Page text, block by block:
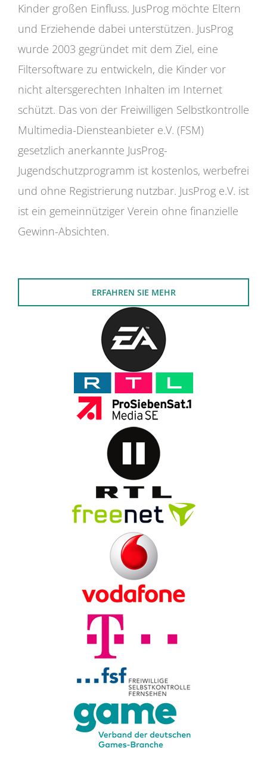
Kinder großen Einfluss. JusProg möchte Eltern
und Erziehende dabei unterstützen. JusProg
wurde 2003 gegründet mit dem Ziel, eine
Filtersoftware zu entwickeln, die Kinder vor
nicht altersgerechten Inhalten im Internet
schützt. Das von der Freiwilligen Selbstkontrolle
Multimedia-Diensteanbieter e.V. (FSM)
gesetzlich anerkannte JusProg-
Jugendschutzprogramm ist kostenlos, werbefrei
und ohne Registrierung nutzbar. JusProg e.V. ist
ist ein gemeinnütziger Verein ohne finanzielle
Gewinn-Absichten.
ERFAHREN SIE MEHR